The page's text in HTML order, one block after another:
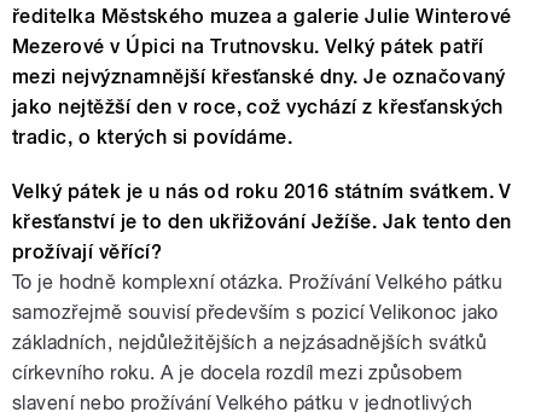
ředitelka Městského muzea a galerie Julie Winterové
Mezerové v Úpici na Trutnovsku. Velký pátek patří
mezi nejvýznamnější křesťanské dny. Je označovaný
jako nejtěžší den v roce, což vychází z křesťanských
tradic, o kterých si povídáme.
Velký pátek je u nás od roku 2016 státním svátkem. V
křesťanství je to den ukřižování Ježíše. Jak tento den
prožívají věřící?
To je hodně komplexní otázka. Prožívání Velkého pátku
samozřejmě souvisí především s pozicí Velikonoc jako
základních, nejdůležitějších a nejzásadnějších svátků
církevního roku. A je docela rozdíl mezi způsobem
slavení nebo prožívání Velkého pátku v jednotlivých